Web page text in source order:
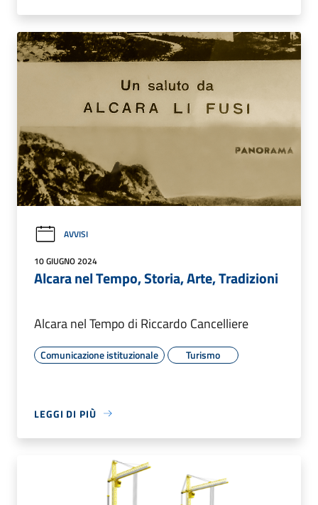
AVVISI
10 GIUGNO 2024
Alcara nel Tempo, Storia, Arte, Tradizioni
Alcara nel Tempo di Riccardo Cancelliere
Comunicazione istituzionale Turismo
LEGGI DI PIÙ